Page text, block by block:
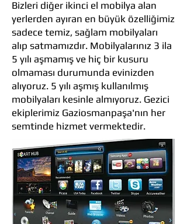
Bizleri diğer ikinci el mobilya alan
yerlerden ayıran en büyük özelliğimiz
sadece temiz, sağlam mobilyaları
alıp satmamızdır. Mobilyalarınız 3 ila
5 yılı aşmamış ve hiç bir kusuru
olmaması durumunda evinizden
alıyoruz. 5 yılı aşmış kullanılmış
mobilyaları kesinle almıyoruz. Gezici
ekiplerimiz Gaziosmanpaşa'nın her
semtinde hizmet vermektedir.